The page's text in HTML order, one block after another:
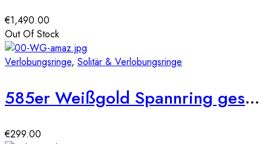
€1,490.00
Out Of Stock
Verlobungsringe, Solitär & Verlobungsringe
585er Weißgold Spannring geschwungen mit Diamant 0,05 ct.
€299.00